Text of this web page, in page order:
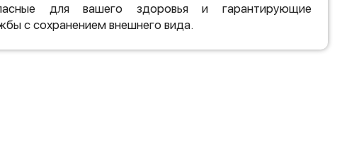
для вашего здоровья и гарантирующие
с сохранением внешнего вида.